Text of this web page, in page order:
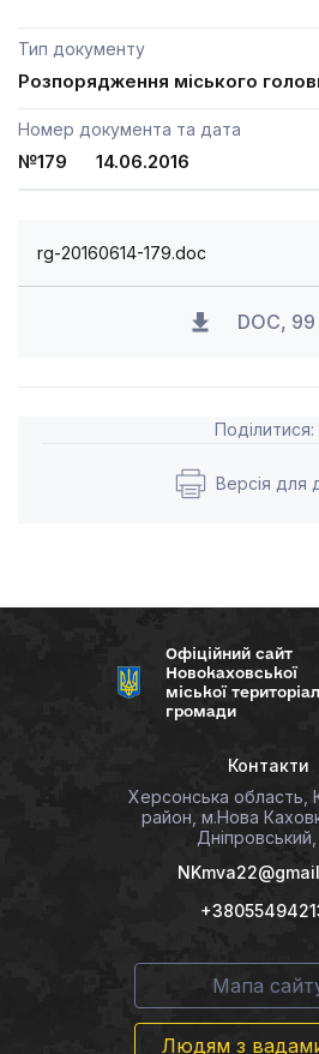
Тип документу
Розпорядження міського
Номер документа та дата
№179 14.06.2016
rg-20160614-179.doc
DOC, 99
Поділитися:
Версія для
Офіційний сайт
Новокаховської
міської
громади
Контакти
Херсонська область,
район, м.Нова
Мапа
Людям з